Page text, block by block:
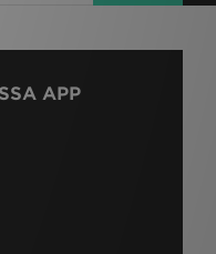
APP